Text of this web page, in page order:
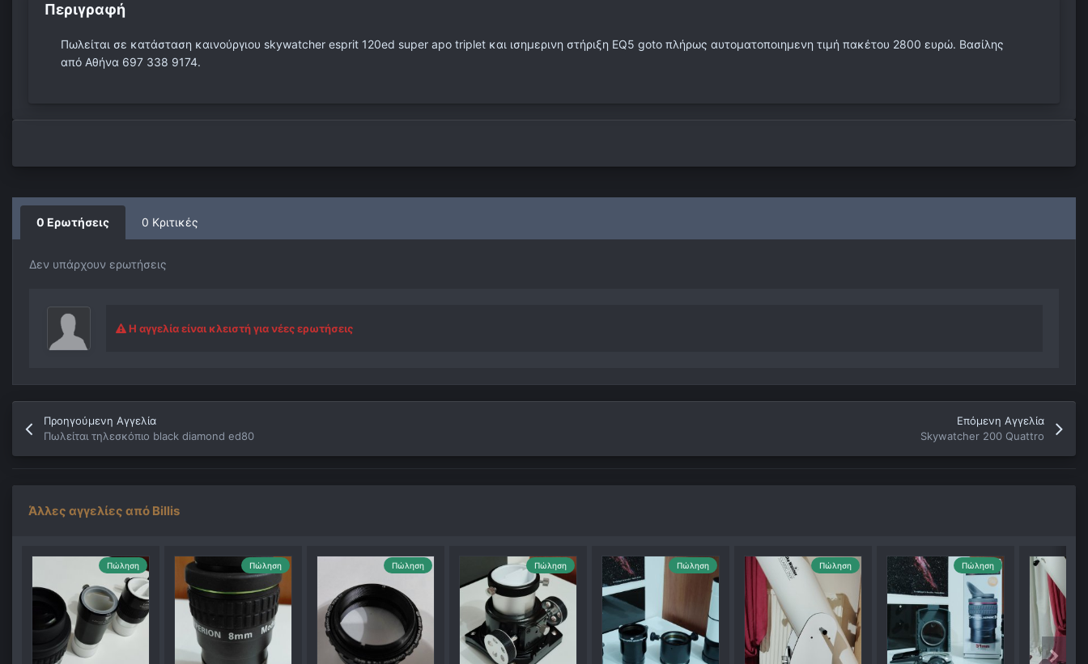
Περιγραφή
Πωλείται σε κατάσταση καινούργιου skywatcher esprit 120ed super apo triplet και ισημερινη στήριξη EQ5 goto πλήρως αυτοματοποιημενη τιμή πακέτου 2800 ευρώ. Βασίλης
από Αθήνα 697 338 9174.
0 Ερωτήσεις 0 Κριτικές
Δεν υπάρχουν ερωτήσεις
Η αγγελία είναι κλειστή για νέες ερωτήσεις
Προηγούμενη Αγγελία
Πωλείται τηλεσκόπιο black diamond ed80
Επόμενη Αγγελία
Skywatcher 200 Quattro
Άλλες αγγελίες από Billis
Πώληση Πώληση Πώληση Πώληση Πώληση Πώληση Πώληση